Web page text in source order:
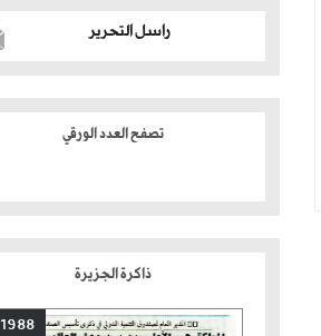
راسل التحرير
تصفح العدد الورقي
ذاكرة الجزيرة
1988